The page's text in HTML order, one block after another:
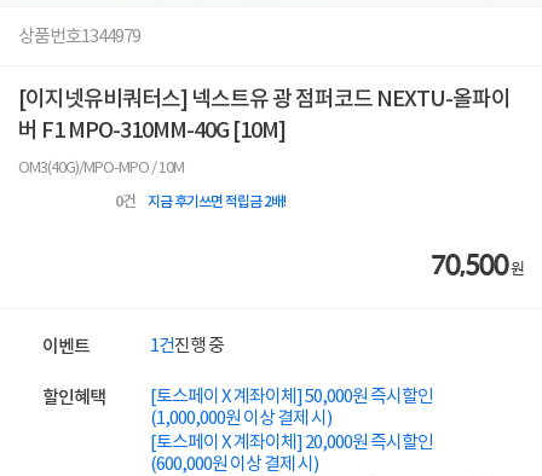
상품번호1344979
[이지넷유비쿼터스] 넥스트유 광 점퍼코드 NEXTU-올파이
버 F1 MPO-310MM-40G [10M]
OM3(40G)/MPO-MPO / 10M
0건 지금 후기쓰면 적립금 2배!
70,500원
이벤트 1건진행 중
할인혜택
[토스페이 X 계좌이체] 50,000원 즉시할인
(1,000,000원 이상 결제 시)
[토스페이 X 계좌이체] 20,000원 즉시할인
(600,000원 이상 결제 시)